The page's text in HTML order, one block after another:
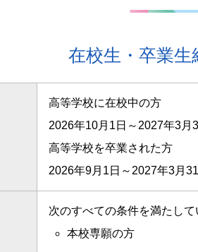
在校生・卒業生
高等学校に在校中の方
2026年10月1日～2027年3月
高等学校を卒業された方
2026年9月1日～2027年3月
次のすべての条件を満たして
本校専願の方